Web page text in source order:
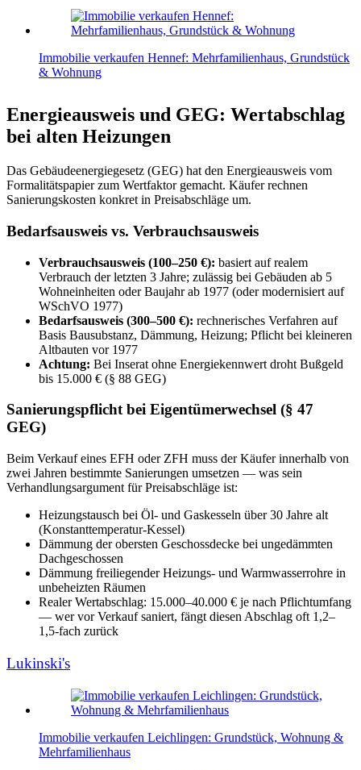
Immobilie verkaufen Hennef: Mehrfamilienhaus, Grundstück
& Wohnung
Energieausweis und GEG: Wertabschlag
bei alten Heizungen
Das Gebäudeenergiegesetz (GEG) hat den Energieausweis vom
Formalitätspapier zum Wertfaktor gemacht. Käufer rechnen
Sanierungskosten konkret in Preisabschläge um.
Bedarfsausweis vs. Verbrauchsausweis
Verbrauchsausweis (100–250 €): basiert auf realem
Verbrauch der letzten 3 Jahre; zulässig bei Gebäuden ab 5
Wohneinheiten oder Baujahr ab 1977 (oder modernisiert auf
WSchVO 1977)
Bedarfsausweis (300–500 €): rechnerisches Verfahren auf
Basis Bausubstanz, Dämmung, Heizung; Pflicht bei kleineren
Altbauten vor 1977
Achtung: Bei Inserat ohne Energiekennwert droht Bußgeld
bis 15.000 € (§ 88 GEG)
Sanierungspflicht bei Eigentümerwechsel (§ 47
GEG)
Beim Verkauf eines EFH oder ZFH muss der Käufer innerhalb von
zwei Jahren bestimmte Sanierungen umsetzen — was sein
Verhandlungsargument für Preisabschläge ist:
Heizungstausch bei Öl- und Gaskesseln über 30 Jahre alt
(Konstanttemperatur-Kessel)
Dämmung der obersten Geschossdecke bei ungedämmten
Dachgeschossen
Dämmung freiliegender Heizungs- und Warmwasserrohre in
unbeheizten Räumen
Realer Wertabschlag: 15.000–40.000 € je nach Pflichtumfang
— wer vor Verkauf saniert, fängt diesen Abschlag oft 1,2–
1,5-fach zurück
Lukinski's
Immobilie verkaufen Leichlingen: Grundstück, Wohnung &
Mehrfamilienhaus